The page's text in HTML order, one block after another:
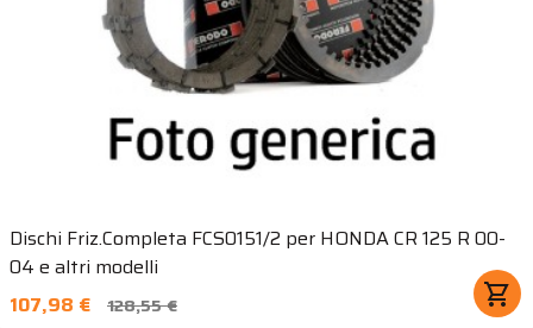
Dischi Friz.Completa FCS0151/2 per HONDA CR 125 R 00-
04 e altri modelli
107,98 €
128,55 € shopping_cart